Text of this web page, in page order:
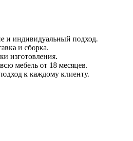
и индивидуальный подход.
и сборка.
изготовления.
мебель от 18 месяцев.
к каждому клиенту.